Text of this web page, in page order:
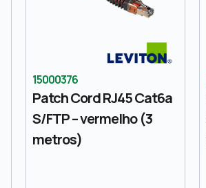
15000376
Patch Cord RJ45 Cat6a
S/FTP – vermelho (3
metros)